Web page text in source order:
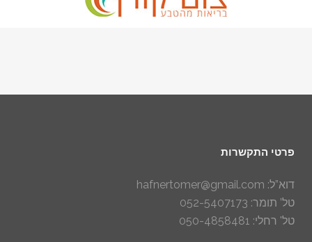
פרטי התקשרות
דוא”ל: hafnertomer@gmail.com
טל’ תומר: 052-5407173
טל' רחלי: 050-4858481